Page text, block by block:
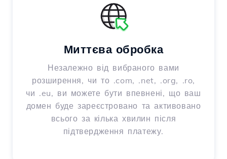
Миттєва обробка
Незалежно від вибраного вами
розширення, чи то .com, .net, .org, .ro,
чи .eu, ви можете бути впевнені, що ваш
домен буде зареєстровано та активовано
всього за кілька хвилин після
підтвердження платежу.